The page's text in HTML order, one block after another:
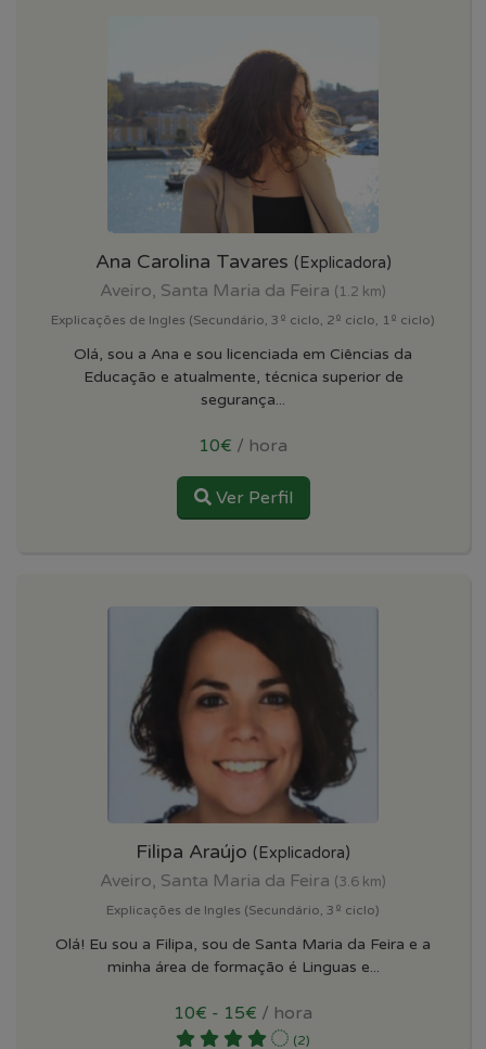
Ana Carolina Tavares (Explicadora)
Aveiro, Santa Maria da Feira (1.2 km)
Explicações de Ingles (Secundário, 3º ciclo, 2º ciclo, 1º ciclo)
Olá, sou a Ana e sou licenciada em Ciências da
Educação e atualmente, técnica superior de
segurança...
10€ / hora
Ver Perfil
Filipa Araújo (Explicadora)
Aveiro, Santa Maria da Feira (3.6 km)
Explicações de Ingles (Secundário, 3º ciclo)
Olá! Eu sou a Filipa, sou de Santa Maria da Feira e a
minha área de formação é Linguas e...
10€ - 15€ / hora
(2)